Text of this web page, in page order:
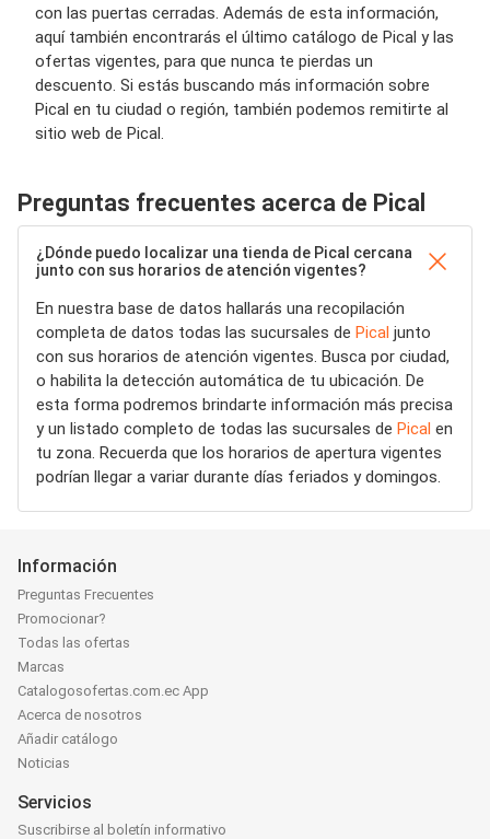
con las puertas cerradas. Además de esta información,
aquí también encontrarás el último catálogo de Pical y las
ofertas vigentes, para que nunca te pierdas un
descuento. Si estás buscando más información sobre
Pical en tu ciudad o región, también podemos remitirte al
sitio web de Pical.
Preguntas frecuentes acerca de Pical
¿Dónde puedo localizar una tienda de Pical cercana
junto con sus horarios de atención vigentes?
En nuestra base de datos hallarás una recopilación
completa de datos todas las sucursales de Pical junto
con sus horarios de atención vigentes. Busca por ciudad,
o habilita la detección automática de tu ubicación. De
esta forma podremos brindarte información más precisa
y un listado completo de todas las sucursales de Pical en
tu zona. Recuerda que los horarios de apertura vigentes
podrían llegar a variar durante días feriados y domingos.
Información
Preguntas Frecuentes
Promocionar?
Todas las ofertas
Marcas
Catalogosofertas.com.ec App
Acerca de nosotros
Añadir catálogo
Noticias
Servicios
Suscribirse al boletín informativo